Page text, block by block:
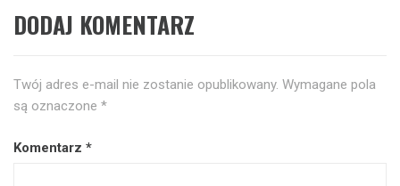
DODAJ KOMENTARZ
Twój adres e-mail nie zostanie opublikowany. Wymagane pola
są oznaczone *
Komentarz *